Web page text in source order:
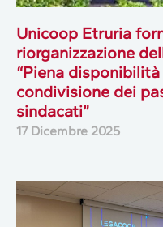
Unicoop Etruria
riorganizzazione
“Piena
condivisione dei
sindacati”
17 Dicembre 2025